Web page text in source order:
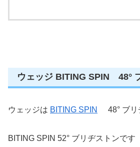
ウェッジ BITING SPIN 48°
ウェッジは BITING SPIN 48° ブリ
BITING SPIN 52° ブリヂストンです